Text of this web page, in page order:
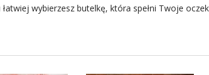
wybierzesz butelkę, która spełni Twoje